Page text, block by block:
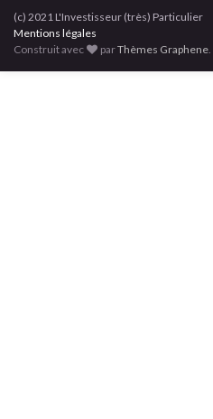
(c) 2021 L'Investisseur (très) Particulier
Mentions légales
Construit avec
parThèmes Graphene